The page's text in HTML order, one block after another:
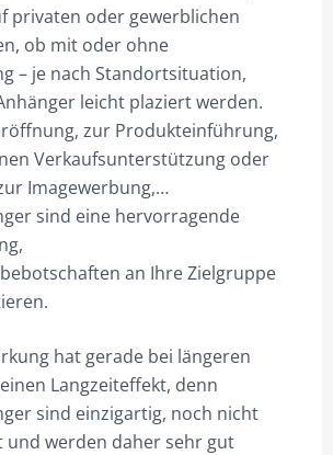
privaten oder gewerblichen
ob mit oder ohne
– je nach Standortsituation,
leicht plaziert werden.
zur Produkteinführung,
Verkaufsunterstützung oder
Imagewerbung,…
sind eine hervorragende
an Ihre Zielgruppe
hat gerade bei längeren
Langzeiteffekt, denn
sind einzigartig, noch nicht
und werden daher sehr gut